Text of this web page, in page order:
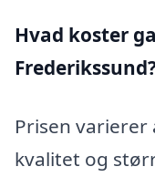
Hvad koster
Prisen
kvalitet og